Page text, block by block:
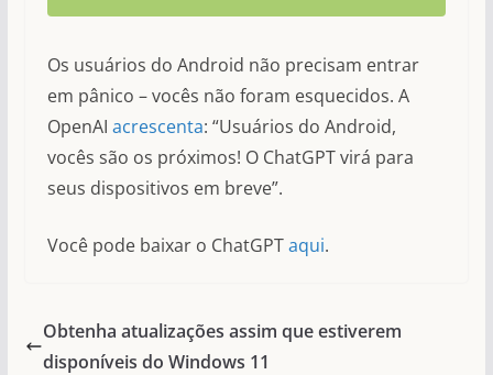
Os usuários do Android não precisam entrar
em pânico – vocês não foram esquecidos. A
OpenAI acrescenta: “Usuários do Android,
vocês são os próximos! O ChatGPT virá para
seus dispositivos em breve”.
Você pode baixar o ChatGPTaqui.
Obtenha atualizações assim que estiverem
disponíveis do Windows 11